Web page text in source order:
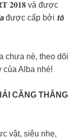
𝟐𝟎𝟏𝟖 và được
được cấp bởi 𝙩𝙤̂̉
chưa nè, theo dõi
của Alba nhé!
CĂNG THẲNG
vật, siêu nhẹ,